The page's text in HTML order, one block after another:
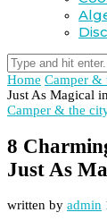
Home Camper &
Just As Magical
Camper & the
8
Just As
written by admin